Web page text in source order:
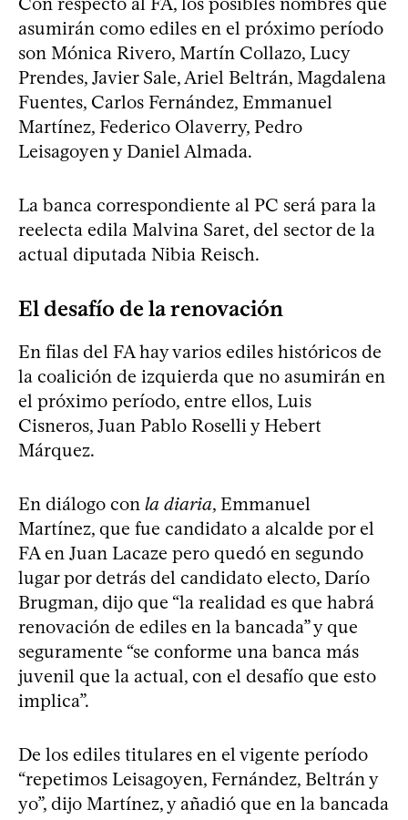
asumirán como ediles en el próximo período
son Mónica Rivero, Martín Collazo, Lucy
Prendes, Javier Sale, Ariel Beltrán, Magdalena
Fuentes, Carlos Fernández, Emmanuel
Martínez, Federico Olaverry, Pedro
Leisagoyen y Daniel Almada.
La banca correspondiente al PC será para la
reelecta edila Malvina Saret, del sector de la
actual diputada Nibia Reisch.
El desafío de la renovación
En filas del FA hay varios ediles históricos de
la coalición de izquierda que no asumirán en
el próximo período, entre ellos, Luis
Cisneros, Juan Pablo Roselli y Hebert
Márquez.
En diálogo con la diaria, Emmanuel
Martínez, que fue candidato a alcalde por el
FA en Juan Lacaze pero quedó en segundo
lugar por detrás del candidato electo, Darío
Brugman, dijo que “la realidad es que habrá
renovación de ediles en la bancada” y que
seguramente “se conforme una banca más
juvenil que la actual, con el desafío que esto
implica”.
De los ediles titulares en el vigente período
“repetimos Leisagoyen, Fernández, Beltrán y
yo”, dijo Martínez, y añadió que en la bancada